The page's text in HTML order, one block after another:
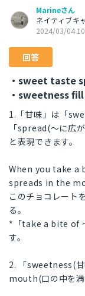
Marineさん
ネイティブキ
2024/03/04
回答
・sweet taste
・sweetness
1.「甘味」は「
「spread(～に広
と表現できます。
When you take
spreads in the
このチョコレート
る。
*「take a bite of
す。
2. 「sweetness(
mouth(口の中を満